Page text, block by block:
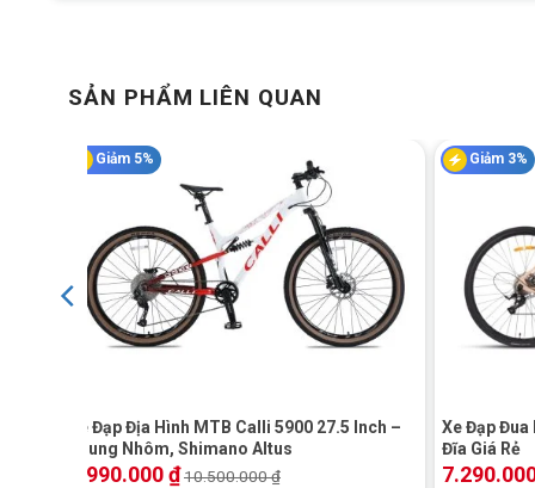
SẢN PHẨM LIÊN QUAN
Giảm 5%
Xe Đạp Địa Hình MTB Calli 5900 27.5 Inch –
Khung Nhôm, Shimano Altus
9.990.000₫10.500.000₫
Giảm 3%
Xe Đạp Đua
Đĩa Giá Rẻ